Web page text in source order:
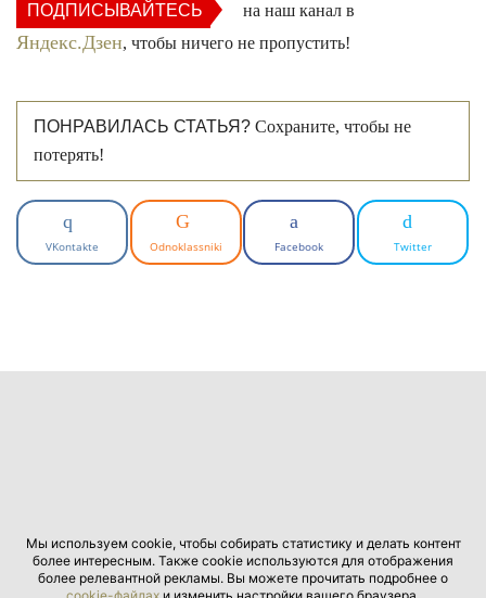
ПОДПИСЫВАЙТЕСЬ на наш канал в
Яндекс.Дзен, чтобы ничего не пропустить!
ПОНРАВИЛАСЬ СТАТЬЯ? Сохраните, чтобы не
потерять!
VKontakte Odnoklassniki Facebook Twitter
Мы используем cookie, чтобы собирать статистику и делать контент
более интересным. Также cookie используются для отображения
более релевантной рекламы. Вы можете прочитать подробнее о